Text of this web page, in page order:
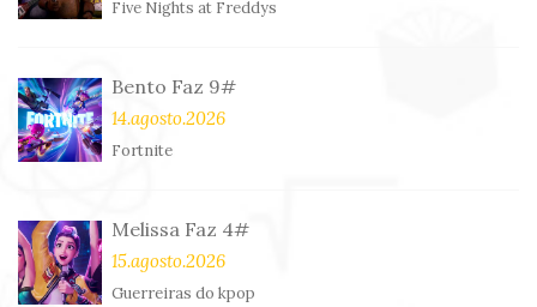
Five Nights at Freddys
Bento Faz 9#
14.agosto.2026
Fortnite
Melissa Faz 4#
15.agosto.2026
Guerreiras do kpop